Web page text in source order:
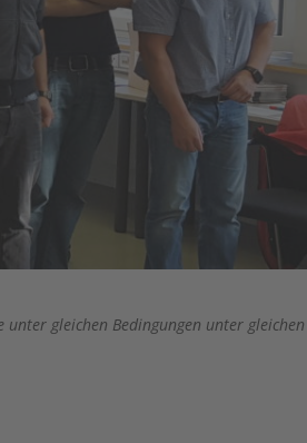
gleichen Bedingungen unter gleichen